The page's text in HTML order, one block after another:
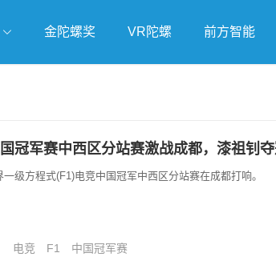
金陀螺奖 VR陀螺 前方智能
冠军赛中西区分站赛激战成都，漆祖钊
级方程式(F1)电竞中国冠军中西区分站赛在成都打响。
电竞 F1 中国冠军赛